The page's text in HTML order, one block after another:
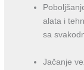
alata i
sa
Jačanje